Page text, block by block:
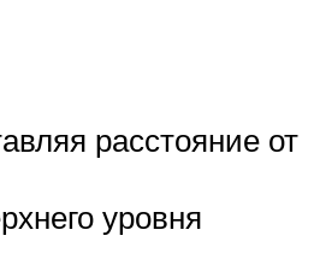
расстояние от
уровня